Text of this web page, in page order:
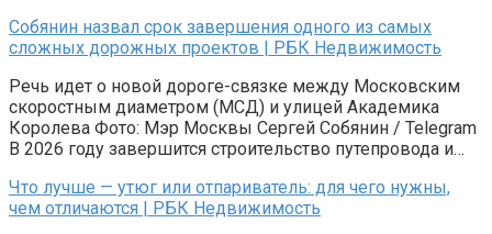
Собянин назвал срок завершения одного из самых
сложных дорожных проектов | РБК Недвижимость
Речь идет о новой дороге-связке между Московским
скоростным диаметром (МСД) и улицей Академика
Королева Фото: Мэр Москвы Сергей Собянин / Telegram
В 2026 году завершится строительство путепровода и…
Что лучше — утюг или отпариватель: для чего нужны,
чем отличаются | РБК Недвижимость